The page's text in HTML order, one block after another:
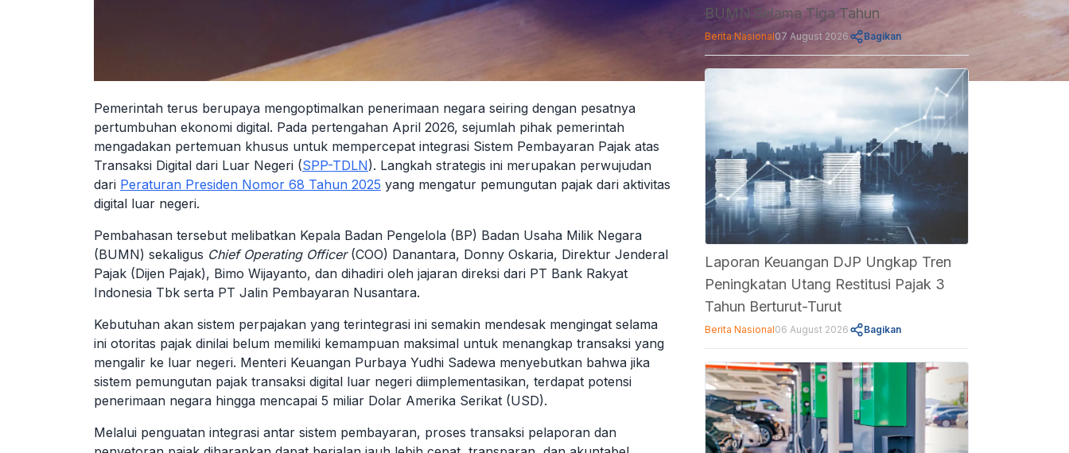
Pemerintah terus berupaya mengoptimalkan penerimaan negara seiring dengan pesatnya
pertumbuhan ekonomi digital. Pada pertengahan April 2026, sejumlah pihak pemerintah
mengadakan pertemuan khusus untuk mempercepat integrasi Sistem Pembayaran Pajak atas
Transaksi Digital dari Luar Negeri (SPP-TDLN). Langkah strategis ini merupakan perwujudan
dari Peraturan Presiden Nomor 68 Tahun 2025 yang mengatur pemungutan pajak dari aktivitas
digital luar negeri.
Pembahasan tersebut melibatkan Kepala Badan Pengelola (BP) Badan Usaha Milik Negara
(BUMN) sekaligus Chief Operating Officer(COO) Danantara, Donny Oskaria, Direktur Jenderal
Pajak (Dijen Pajak), Bimo Wijayanto, dan dihadiri oleh jajaran direksi dari PT Bank Rakyat
Indonesia Tbk serta PT Jalin Pembayaran Nusantara.
Kebutuhan akan sistem perpajakan yang terintegrasi ini semakin mendesak mengingat selama
ini otoritas pajak dinilai belum memiliki kemampuan maksimal untuk menangkap transaksi yang
mengalir ke luar negeri. Menteri Keuangan Purbaya Yudhi Sadewa menyebutkan bahwa jika
sistem pemungutan pajak transaksi digital luar negeri diimplementasikan, terdapat potensi
penerimaan negara hingga mencapai 5 miliar Dolar Amerika Serikat (USD).
Melalui penguatan integrasi antar sistem pembayaran, proses transaksi pelaporan dan
BUMN Selama Tiga Tahun
Berita Nasional07 August 2026 Bagikan
Laporan Keuangan DJP Ungkap Tren
Peningkatan Utang Restitusi Pajak 3
Tahun Berturut-Turut
Berita Nasional06 August 2026 Bagikan